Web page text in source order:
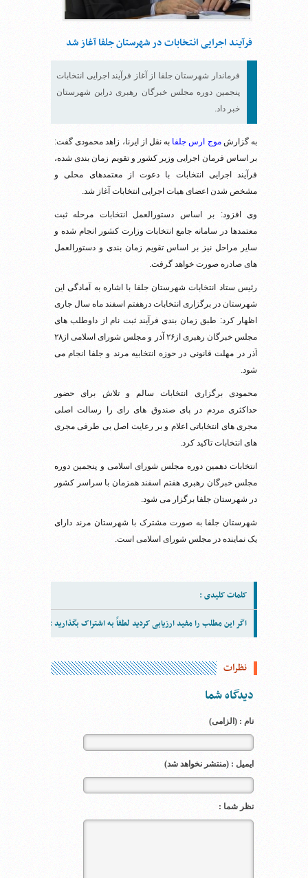
فرآیند اجرایی انتخابات در شهرستان جلفا آغاز شد
فرماندار شهرستان جلفا از آغاز فرآیند اجرایی انتخابات
پنجمین دوره مجلس خبرگان رهبری دراین شهرستان
خبر داد.
به گزارشموج ارس جلفا به نقل از ایرنا، زاهد محمودی گفت:
بر اساس فرمان اجرایی وزیر کشور و تقویم زمان بندی شده،
فرآیند اجرایی انتخابات با دعوت از معتمدهای محلی و
مشخص شدن اعضای هیات اجرایی انتخابات آغاز شد.
وی افزود: بر اساس دستورالعمل انتخابات مرحله ثبت
معتمدها در سامانه جامع انتخابات وزارت کشور انجام شده و
سایر مراحل نیز بر اساس تقویم زمان بندی و دستورالعمل
های صادره صورت خواهد گرفت.
رئیس ستاد انتخابات شهرستان جلفا با اشاره به آمادگی این
شهرستان در برگزاری انتخابات درهفتم اسفند ماه سال جاری
اظهار کرد: طبق زمان بندی فرآیند ثبت نام از داوطلب های
مجلس خبرگان رهبری از۲۶ آذر و مجلس شورای اسلامی از۲۸
آذر در مهلت قانونی در حوزه انتخابیه مرند و جلفا انجام می
شود.
محمودی برگزاری انتخابات سالم و تلاش برای حضور
حداکثری مردم در پای صندوق های رای را رسالت اصلی
مجری های انتخاباتی اعلام و بر رعایت اصل بی طرفی مجری
های انتخابات تاکید کرد.
انتخابات دهمین دوره مجلس شورای اسلامی و پنجمین دوره
مجلس خبرگان رهبری هفتم اسفند همزمان با سراسر کشور
در شهرستان جلفا برگزار می شود.
شهرستان جلفا به صورت مشترک با شهرستان مرند دارای
یک نماینده در مجلس شورای اسلامی است.
کلمات کلیدی :
اگر این مطلب را مفید ارزیابی کردید لطفاً به اشتراک بگذارید :
نظرات
دیدگاه شما
نام : (الزامی)
ایمیل : (منتشر نخواهد شد)
نظر شما :